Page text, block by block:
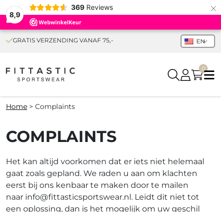
8,9
369 Reviews ×
GRATIS VERZENDING VANAF 75,- EN
0
Home > Complaints
COMPLAINTS
Het kan altijd voorkomen dat er iets niet helemaal
gaat zoals gepland. We raden u aan om klachten
eerst bij ons kenbaar te maken door te mailen
naar info@fittasticsportswear.nl . Leidt dit niet tot
een oplossing, dan is het mogelijk om uw geschil